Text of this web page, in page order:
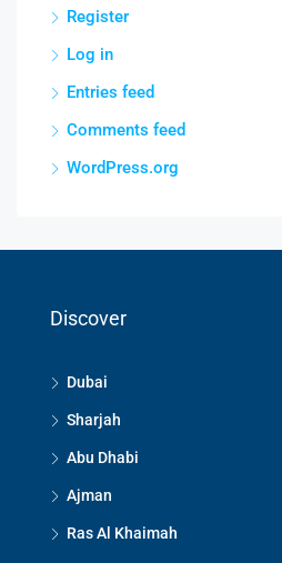
Register
Log in
Entries feed
Comments feed
WordPress.org
Discover
Dubai
Sharjah
Abu Dhabi
Ajman
Ras Al Khaimah